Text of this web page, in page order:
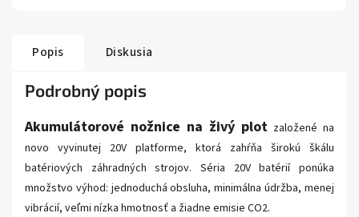
Popis Diskusia
Podrobný popis
Akumulátorové nožnice na živý plot založené na
novo vyvinutej 20V platforme, ktorá zahŕňa širokú škálu
batériových záhradných strojov. Séria 20V batérií ponúka
množstvo výhod: jednoduchá obsluha, minimálna údržba, menej
vibrácií, veľmi nízka hmotnosť a žiadne emisie CO2.